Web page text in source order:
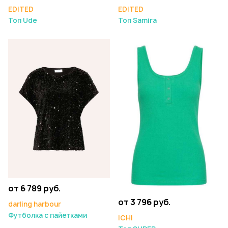
EDITED
Топ Ude
EDITED
Топ Samira
от 6 789 руб.
darling harbour
Футболка с пайетками
от 3 796 руб.
ICHI